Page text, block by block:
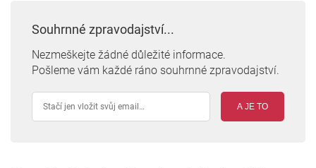
Souhrnné zpravodajství...
Nezmeškejte žádné důležité informace.
Pošleme vám každé ráno souhrnné zpravodajství.
A JE TO